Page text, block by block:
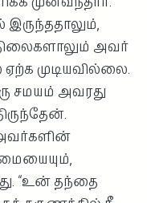
அவர்
முடியவில்லை.
சமயம் அவரது
“உன் தந்தை